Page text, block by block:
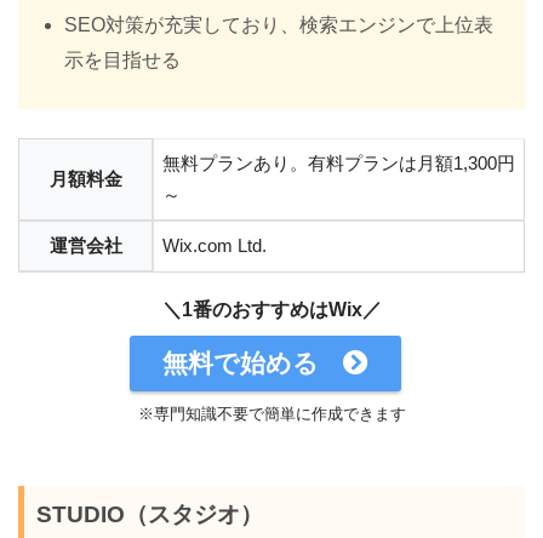
SEO対策が充実しており、検索エンジンで上位表
示を目指せる
月額料金
無料プランあり。有料プランは月額1,300円
～
運営会社 Wix.com Ltd.
＼1番のおすすめはWix／
無料で始める
※専門知識不要で簡単に作成できます
STUDIO（スタジオ）